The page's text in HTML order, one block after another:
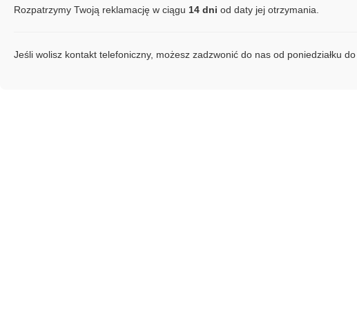
Rozpatrzymy Twoją reklamację w ciągu 14 dni od daty jej otrzymania.
Jeśli wolisz kontakt telefoniczny, możesz zadzwonić do nas od poniedziałku